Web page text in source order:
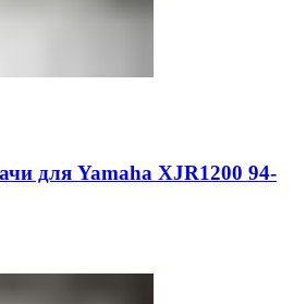
для Yamaha XJR1200 94-